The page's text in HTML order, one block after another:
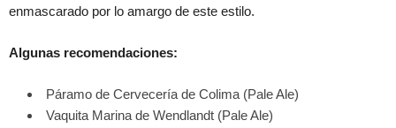
enmascarado por lo amargo de este estilo.
Algunas recomendaciones:
Páramo de Cervecería de Colima (Pale Ale)
Vaquita Marina de Wendlandt (Pale Ale)